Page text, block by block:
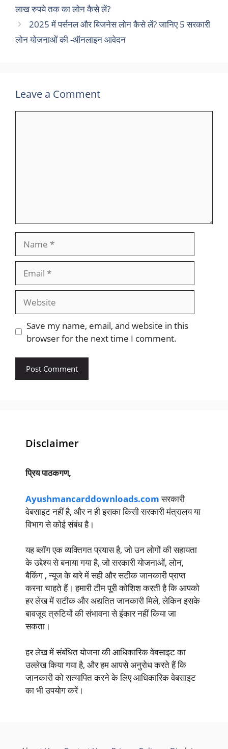
लाख रुपये तक का लोन कैसे लें?
2025 में पर्सनल और बिजनेस लोन कैसे लें? जानिए 5 सरकारी
लोन योजनाओं की -ऑनलाइन आवेदन
Leave a Comment
Website
Save my name, email, and website in this
browser for the next time I comment.
Disclaimer
प्रिय पाठकगण,
Ayushmancarddownloads.comसरकारी
वेबसाइट नहीं है, और न ही इसका किसी सरकारी मंत्रालय या
विभाग से कोई संबंध है।
यह ब्लॉग एक व्यक्तिगत प्रयास है, जो उन लोगों की सहायता
के उद्देश्य से बनाया गया है, जो सरकारी योजनाओं, लोन,
बैकिंग , न्यूज के बारे में सही और सटीक जानकारी प्राप्त
करना चाहते हैं। हमारी टीम पूरी कोशिश करती है कि आपको
हर लेख में सटीक और अद्यतित जानकारी मिले, लेकिन इसके
बावजूद त्रुटियों की संभावना से इंकार नहीं किया जा
सकता।
हर लेख में संबंधित योजना की आधिकारिक वेबसाइट का
उल्लेख किया गया है, और हम आपसे अनुरोध करते हैं कि
जानकारी को सत्यापित करने के लिए आधिकारिक वेबसाइट
का भी उपयोग करें।